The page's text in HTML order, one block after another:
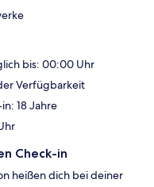
bis: 00:00 Uhr
Verfügbarkeit
18 Jahre
Check-in
heißen dich bei deiner